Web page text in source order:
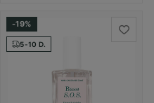
-19%
5-10 D.